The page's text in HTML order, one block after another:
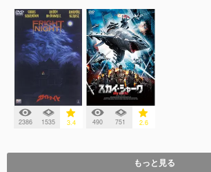
2386 1535 3.4 490 751 2.6
もっと見る